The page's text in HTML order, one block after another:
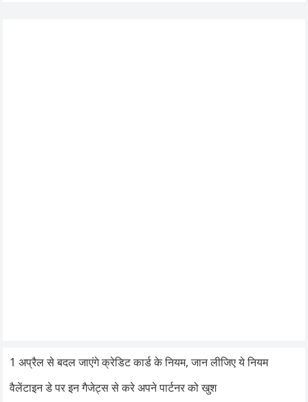
1 अप्रैल से बदल जाएंगे क्रेडिट कार्ड के नियम, जान लीजिए ये नियम
वैलेंटाइन डे पर इन गैजेट्स से करे अपने पार्टनर को खुश